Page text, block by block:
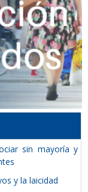
sin mayoría y
y la laicidad